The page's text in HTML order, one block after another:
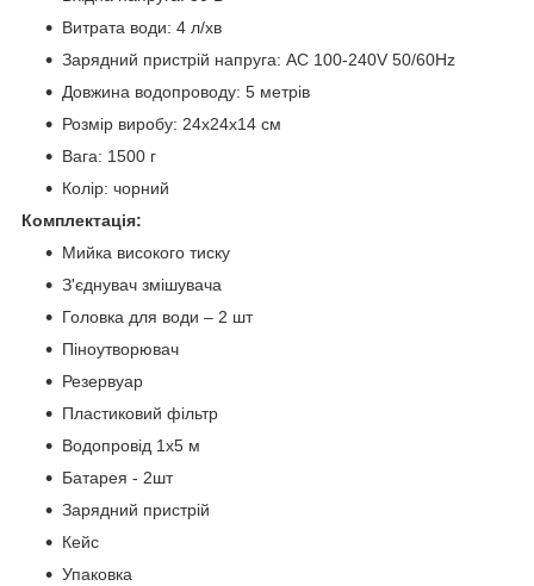
Витрата води: 4 л/хв
Зарядний пристрій напруга: AC 100-240V 50/60Hz
Довжина водопроводу: 5 метрів
Розмір виробу: 24х24х14 см
Вага: 1500 г
Колір: чорний
Комплектація:
Мийка високого тиску
З'єднувач змішувача
Головка для води – 2 шт
Піноутворювач
Резервуар
Пластиковий фільтр
Водопровід 1х5 м
Батарея - 2шт
Зарядний пристрій
Кейс
Упаковка